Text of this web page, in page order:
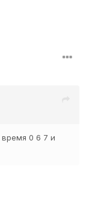
время 0 6 7 и